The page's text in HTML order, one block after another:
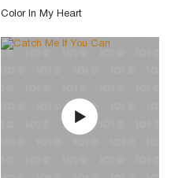
Color In My Heart